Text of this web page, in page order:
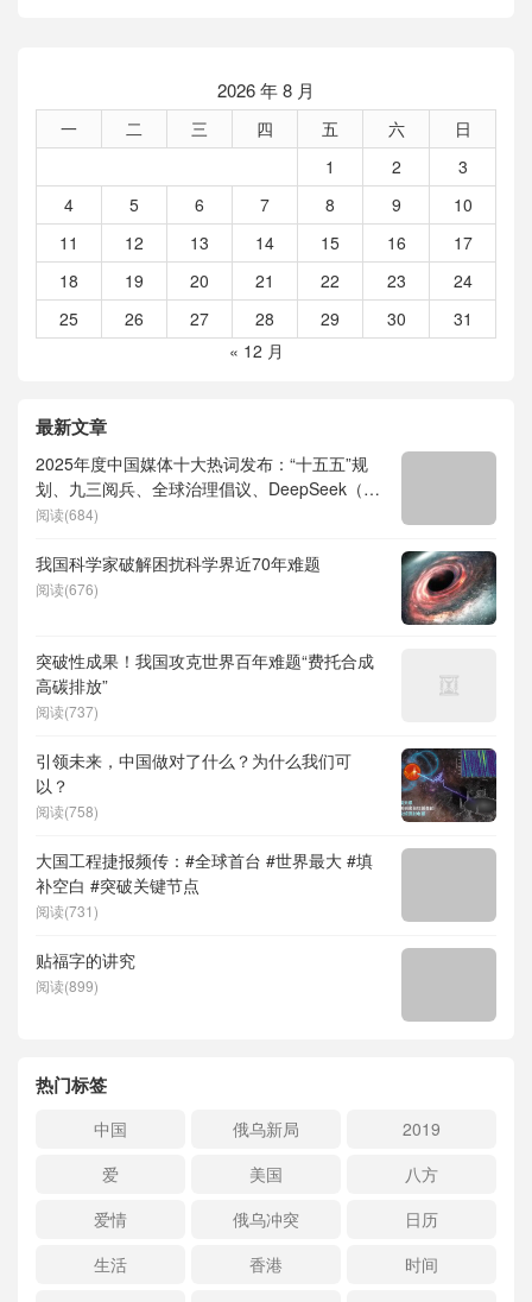
2026 年 8 月
一 二 三 四 五 六
日
1
2
3
4
5 6 7 8 9
10
11
12 13 14 15 16
17
18
19 20 21 22 23
24
25
26 27 28 29 30
31
« 12 月
最新文章
2025年度中国媒体十大热词发布：“十五五”规
划、九三阅兵、全球治理倡议、DeepSeek（深
度求索）、人形机器人、苏超、票根经济、育
阅读(684)
我国科学家破解困扰科学界近70年难题
阅读(676)
突破性成果！我国攻克世界百年难题“费托合成
高碳排放”
阅读(737)
引领未来，中国做对了什么？为什么我们可
以？
阅读(758)
大国工程捷报频传：#全球首台 #世界最大 #填
补空白 #突破关键节点
阅读(731)
贴福字的讲究
阅读(899)
热门标签
中国 俄乌新局
2019
爱
美国
八方
爱情
俄乌冲突
日历
生活
香港
时间